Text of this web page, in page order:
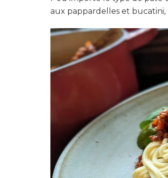
aux pappardelles et bucatini,